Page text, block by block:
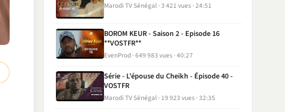
Marodi TV Sénégal 3 421 vues 24:51
BOROM KEUR - Saison 2 - Episode 16
**VOSTFR**
EvenProd 649 983 vues 40:27
Série - L'épouse du Cheikh - Épisode 40 -
VOSTFR
Marodi TV Sénégal 19 923 vues 32:35